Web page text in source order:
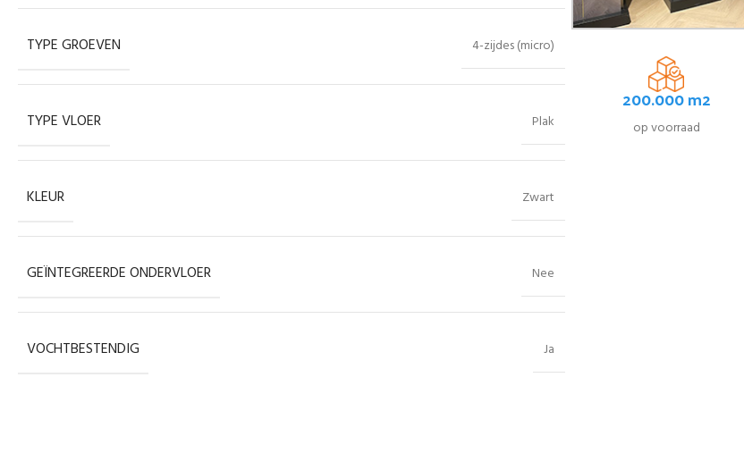
TYPE GROEVEN 4-zijdes (micro)
TYPE VLOER Plak
KLEUR Zwart
GEÏNTEGREERDE ONDERVLOER Nee
VOCHTBESTENDIG Ja
200.000 m2
op voorraad